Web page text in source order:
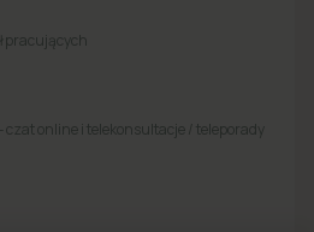
czat online i telekonsultacje / teleporady